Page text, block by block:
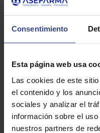
Consentimiento
Esta página web usa
Las cookies de este
el contenido y los
sociales y analizar el
información sobre el
nuestros partners de
diferentes claves fiscales para
de modo que el cliente pueda
almacenando.
En todas nuestras
el farmacéutico debe buscar
para realizar una buena
encontrarlo sin duda alguna.
Contactar